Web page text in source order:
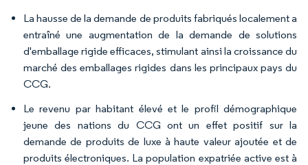
La hausse de la demande de produits fabriqués localement a
entraîné une augmentation de la demande de solutions
d'emballage rigide efficaces, stimulant ainsi la croissance du
marché des emballages rigides dans les principaux pays du
CCG.
Le revenu par habitant élevé et le profil démographique
jeune des nations du CCG ont un effet positif sur la
demande de produits de luxe à haute valeur ajoutée et de
produits électroniques. La population expatriée active est à